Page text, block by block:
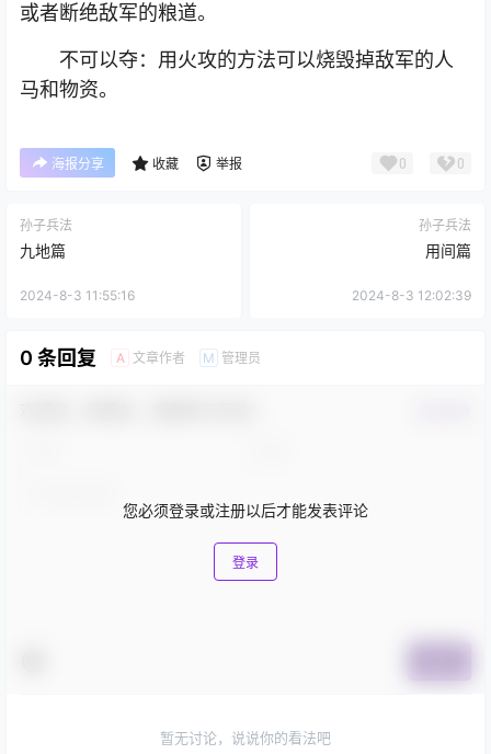
或者断绝敌军的粮道。
不可以夺：用火攻的方法可以烧毁掉敌军的人
马和物资。
海报分享 收藏 举报 0 0
孙子兵法
九地篇
2024-8-3 11:55:16
孙子兵法
用间篇
2024-8-3 12:02:39
0 条回复 A 文章作者 M 管理员
您必须登录或注册以后才能发表评论
登录
暂无讨论，说说你的看法吧